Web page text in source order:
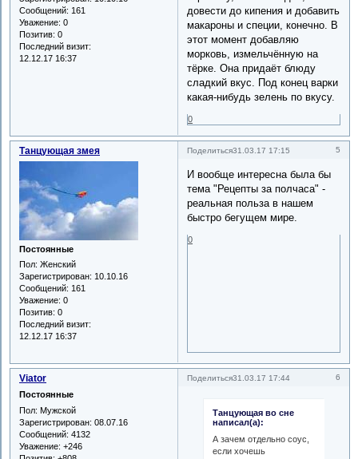
Сообщений: 161
Уважение: 0
Позитив: 0
Последний визит:
12.12.17 16:37
довести до кипения и добавить
макароны и специи, конечно. В
этот момент добавляю
морковь, измельчённую на
тёрке. Она придаёт блюду
сладкий вкус. Под конец варки
какая-нибудь зелень по вкусу.
0
Поделиться 5
31.03.17 17:15
Танцующая змея
Постоянные
Пол: Женский
Зарегистрирован: 10.10.16
Сообщений: 161
Уважение: 0
Позитив: 0
Последний визит:
12.12.17 16:37
И вообще интересна была бы
тема "Рецепты за полчаса" -
реальная польза в нашем
быстро бегущем мире.
0
Поделиться 6
31.03.17 17:44
Viator
Постоянные
Пол: Мужской
Зарегистрирован: 08.07.16
Сообщений: 4132
Уважение: +246
Танцующая во сне
написал(а):
А зачем отдельно соус,
если хочешь